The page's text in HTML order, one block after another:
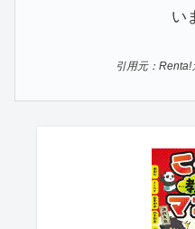
い
引用元：